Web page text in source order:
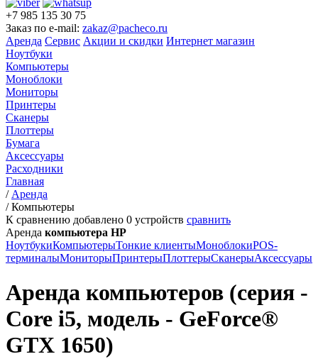
+7 985 135 30 75
Заказ по e-mail: zakaz@pacheco.ru
Аренда Сервис Акции и скидки Интернет магазин
Ноутбуки
Компьютеры
Моноблоки
Мониторы
Принтеры
Сканеры
Плоттеры
Бумага
Аксессуары
Расходники
Главная
/ Аренда
/Компьютеры
К сравнению добавлено 0 устройств сравнить
Аренда компьютера HP
НоутбукиКомпьютерыТонкие клиентыМоноблокиPOS-
терминалыМониторыПринтерыПлоттерыСканерыАксессуары
Аренда компьютеров (серия -
Core i5, модель - GeForce®
GTX 1650)